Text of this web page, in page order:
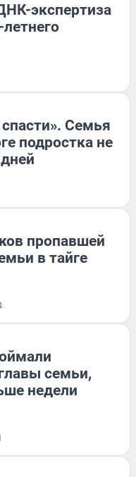
экспертиза
Семья
подростка не
пропавшей
в тайге
семьи,
недели